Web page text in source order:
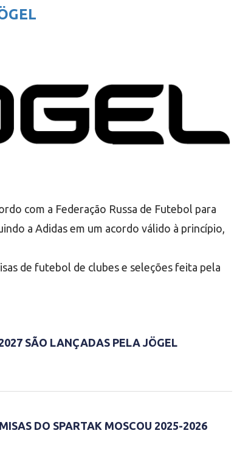
com a Federação Russa de Futebol para
a Adidas em um acordo válido à princípio,
de futebol de clubes e seleções feita pela
SÃO LANÇADAS PELA JÖGEL
DO SPARTAK MOSCOU 2025-2026